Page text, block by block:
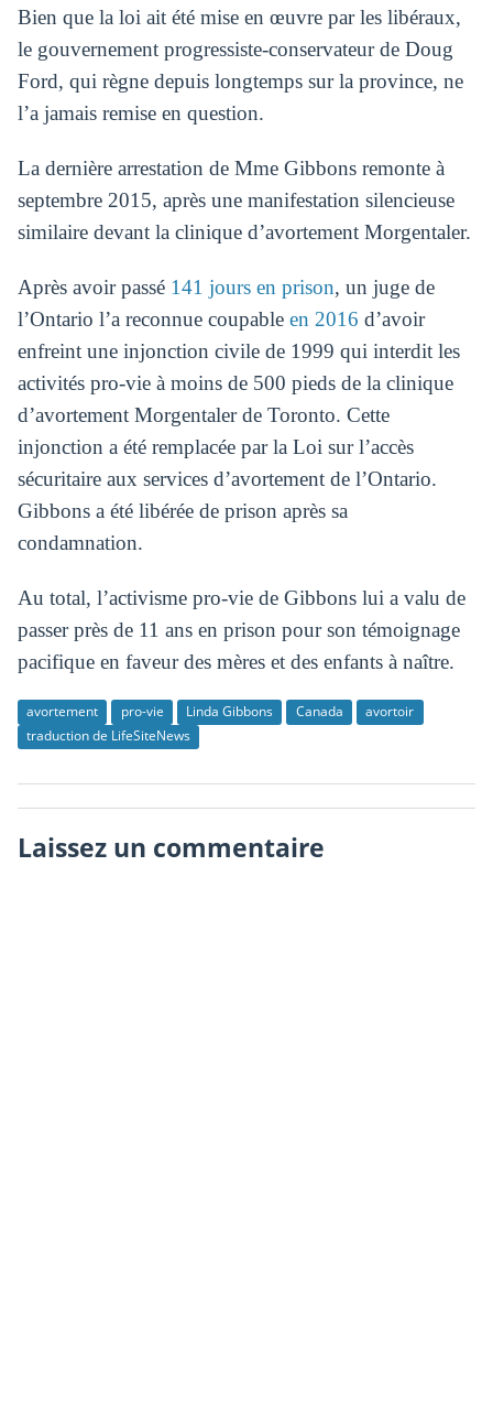
Bien que la loi ait été mise en œuvre par les libéraux,
le gouvernement progressiste-conservateur de Doug
Ford, qui règne depuis longtemps sur la province, ne
l’a jamais remise en question.
La dernière arrestation de Mme Gibbons remonte à
septembre 2015, après une manifestation silencieuse
similaire devant la clinique d’avortement Morgentaler.
Après avoir passé 141 jours en prison, un juge de
l’Ontario l’a reconnue coupable en 2016 d’avoir
enfreint une injonction civile de 1999 qui interdit les
activités pro-vie à moins de 500 pieds de la clinique
d’avortement Morgentaler de Toronto. Cette
injonction a été remplacée par la Loi sur l’accès
sécuritaire aux services d’avortement de l’Ontario.
Gibbons a été libérée de prison après sa
condamnation.
Au total, l’activisme pro-vie de Gibbons lui a valu de
passer près de 11 ans en prison pour son témoignage
pacifique en faveur des mères et des enfants à naître.
avortement pro-vie Linda Gibbons Canada
avortoir
traduction de LifeSiteNews
Laissez un commentaire